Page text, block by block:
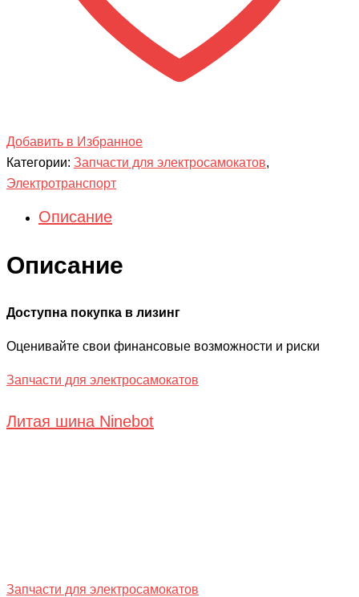
Добавить в Избранное
Категории: Запчасти для электросамокатов,
Электротранспорт
Описание
Описание
Доступна покупка в лизинг
Оценивайте свои финансовые возможности и риски
Запчасти для электросамокатов
Литая шина Ninebot
Запчасти для электросамокатов